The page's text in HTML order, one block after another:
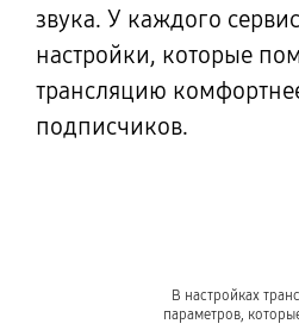
звука. У каждого
настройки, которые
трансляцию
подписчиков.
В настройках
параметров,